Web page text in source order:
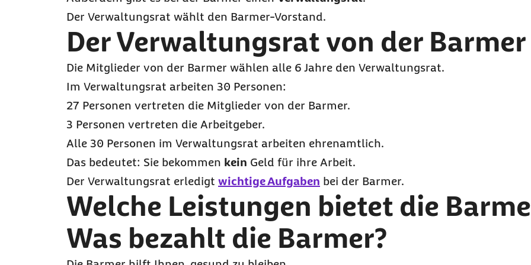
Der Verwaltungsrat wählt den Barmer-Vorstand.
Der Verwaltungsrat von der Barmer
Die Mitglieder von der Barmer wählen alle 6 Jahre den Verwaltungsrat.
Im Verwaltungsrat arbeiten 30 Personen:
27 Personen vertreten die Mitglieder von der Barmer.
3 Personen vertreten die Arbeitgeber.
Alle 30 Personen im Verwaltungsrat arbeiten ehrenamtlich.
Das bedeutet: Sie bekommen kein Geld für ihre Arbeit.
Der Verwaltungsrat erledigt wichtige Aufgaben bei der Barmer.
Welche Leistungen bietet die
Was bezahlt die Barmer?